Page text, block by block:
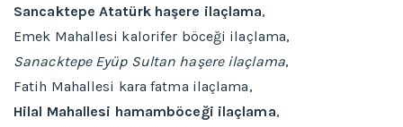
Sancaktepe Atatürk haşere ilaçlama,
Emek Mahallesi kalorifer böceği ilaçlama,
Sanacktepe Eyüp Sultan haşere ilaçlama,
Fatih Mahallesi kara fatma ilaçlama,
Hilal Mahallesi hamamböceği ilaçlama,